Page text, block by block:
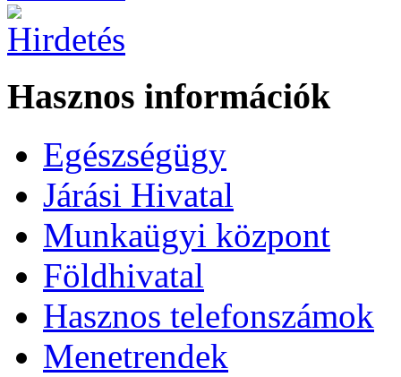
Hasznos információk
Egészségügy
Járási Hivatal
Munkaügyi központ
Földhivatal
Hasznos telefonszámok
Menetrendek